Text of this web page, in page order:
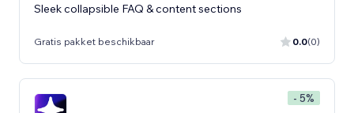
Sleek collapsible FAQ & content sections
Gratis pakket beschikbaar 0.0(0)
- 5%